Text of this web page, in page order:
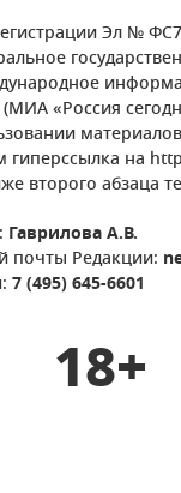
Эл №
(МИА «Россия
на
второго абзаца
Гаврилова А.В.
почты Редакции:
7 (495) 645-6601
18+